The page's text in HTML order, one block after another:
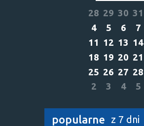
28 29 30 31
4
5 6 7
11 12 13 14
18 19 20 21
25 26 27 28
2
3 4 5
popularne z 7 dni